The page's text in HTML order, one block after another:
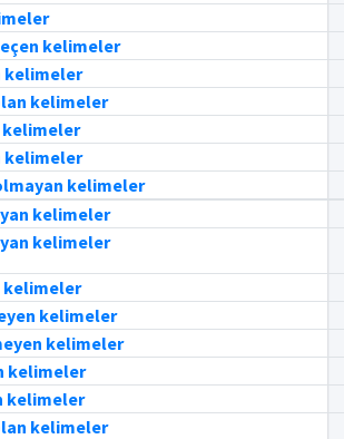
kelimeler
kelimeler
kelimeler
kelimeler
kelimeler
kelimeler
kelimeler
kelimeler
kelimeler
kelimeler
kelimeler
kelimeler
kelimeler
kelimeler